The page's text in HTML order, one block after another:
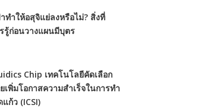
ทำให้อสุจิแย่ลงหรือไม่? สิ่งที่
รู้ก่อนวางแผนมีบุตร
Chip เทคโนโลยีคัดเลือก
เพิ่มโอกาสความสำเร็จในการทำ
ก้ว (ICSI)